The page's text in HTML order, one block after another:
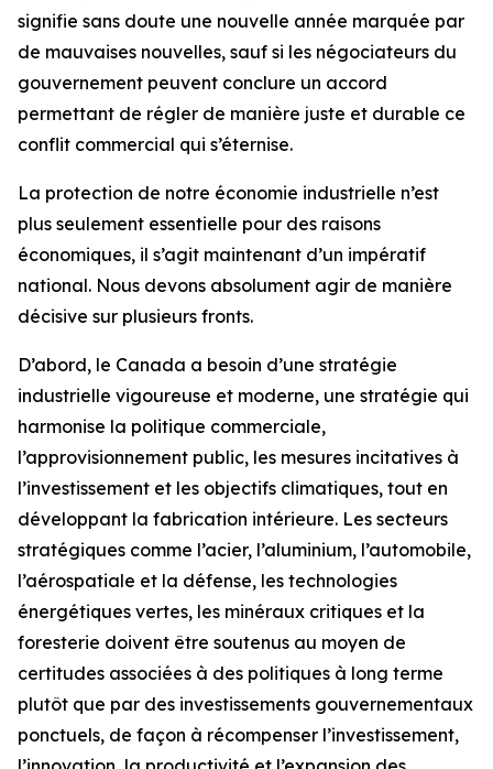
signifie sans doute une nouvelle année marquée par
de mauvaises nouvelles, sauf si les négociateurs du
gouvernement peuvent conclure un accord
permettant de régler de manière juste et durable ce
conflit commercial qui s’éternise.
La protection de notre économie industrielle n’est
plus seulement essentielle pour des raisons
économiques, il s’agit maintenant d’un impératif
national. Nous devons absolument agir de manière
décisive sur plusieurs fronts.
D’abord, le Canada a besoin d’une stratégie
industrielle vigoureuse et moderne, une stratégie qui
harmonise la politique commerciale,
l’approvisionnement public, les mesures incitatives à
l’investissement et les objectifs climatiques, tout en
développant la fabrication intérieure. Les secteurs
stratégiques comme l’acier, l’aluminium, l’automobile,
l’aérospatiale et la défense, les technologies
énergétiques vertes, les minéraux critiques et la
foresterie doivent être soutenus au moyen de
certitudes associées à des politiques à long terme
plutôt que par des investissements gouvernementaux
ponctuels, de façon à récompenser l’investissement,